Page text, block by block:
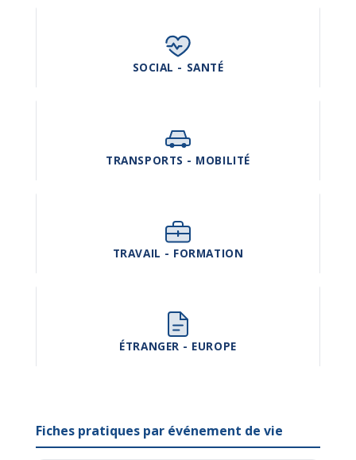
SOCIAL - SANTÉ
TRANSPORTS - MOBILITÉ
TRAVAIL - FORMATION
ÉTRANGER - EUROPE
Fiches pratiques par événement de vie